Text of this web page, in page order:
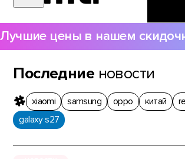
Лучшие цены в нашем
Последние новости
xiaomi samsung oppo китай
galaxy s27